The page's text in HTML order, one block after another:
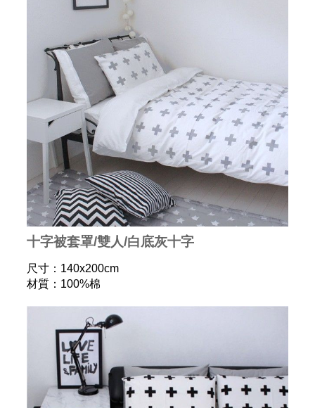
十字被套罩/雙人/白底灰十字
尺寸：140x200cm
材質：100%棉